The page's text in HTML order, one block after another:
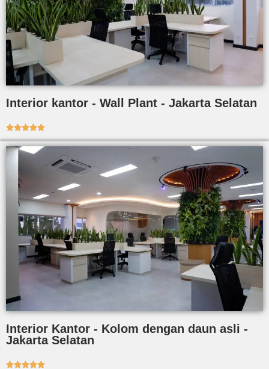
Interior kantor - Wall Plant - Jakarta Selatan

Interior Kantor - Kolom dengan daun asli -
Jakarta Selatan
